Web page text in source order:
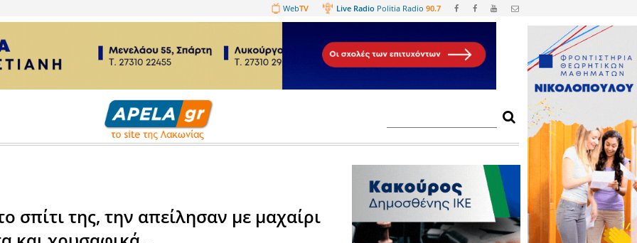
Web TV Live Radio